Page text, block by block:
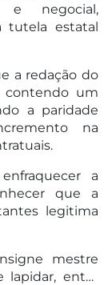
e negocial,
tutela estatal
a redação do
contendo um
a paridade
na
a
que a
legitima
mestre
lapidar, entre